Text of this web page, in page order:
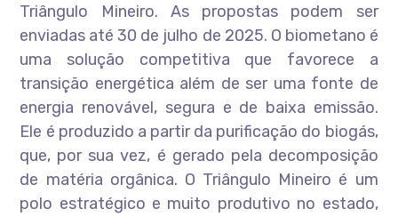
Triângulo Mineiro. As propostas podem ser
enviadas até 30 de julho de 2025. O biometano é
uma solução competitiva que favorece a
transição energética além de ser uma fonte de
energia renovável, segura e de baixa emissão.
Ele é produzido a partir da purificação do biogás,
que, por sua vez, é gerado pela decomposição
de matéria orgânica. O Triângulo Mineiro é um
polo estratégico e muito produtivo no estado,